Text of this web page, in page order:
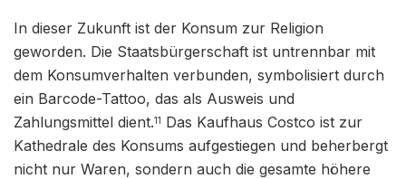
In dieser Zukunft ist der Konsum zur Religion
geworden. Die Staatsbürgerschaft ist untrennbar mit
dem Konsumverhalten verbunden, symbolisiert durch
ein Barcode-Tattoo, das als Ausweis und
Zahlungsmittel dient.11 Das Kaufhaus Costco ist zur
Kathedrale des Konsums aufgestiegen und beherbergt
nicht nur Waren, sondern auch die gesamte höhere